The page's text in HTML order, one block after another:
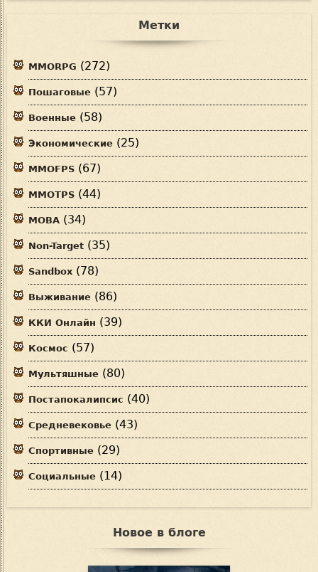
Метки
MMORPG (272)
Пошаговые (57)
Военные (58)
Экономические (25)
MMOFPS (67)
MMOTPS (44)
MOBA (34)
Non-Target (35)
Sandbox (78)
Выживание (86)
ККИ Онлайн (39)
Космос (57)
Мультяшные (80)
Постапокалипсис (40)
Средневековье (43)
Спортивные (29)
Социальные (14)
Новое в блоге